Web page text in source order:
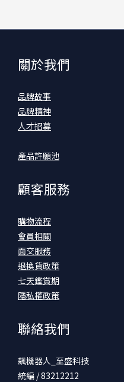
關於我們
品牌故事
品牌精神
人才招募
產品許願池
顧客服務
購物流程
會員相關
面交服務
退換貨政策
七天鑑賞期
隱私權政策
聯絡我們
飆機器人_至盛科技
統編 / 83212212